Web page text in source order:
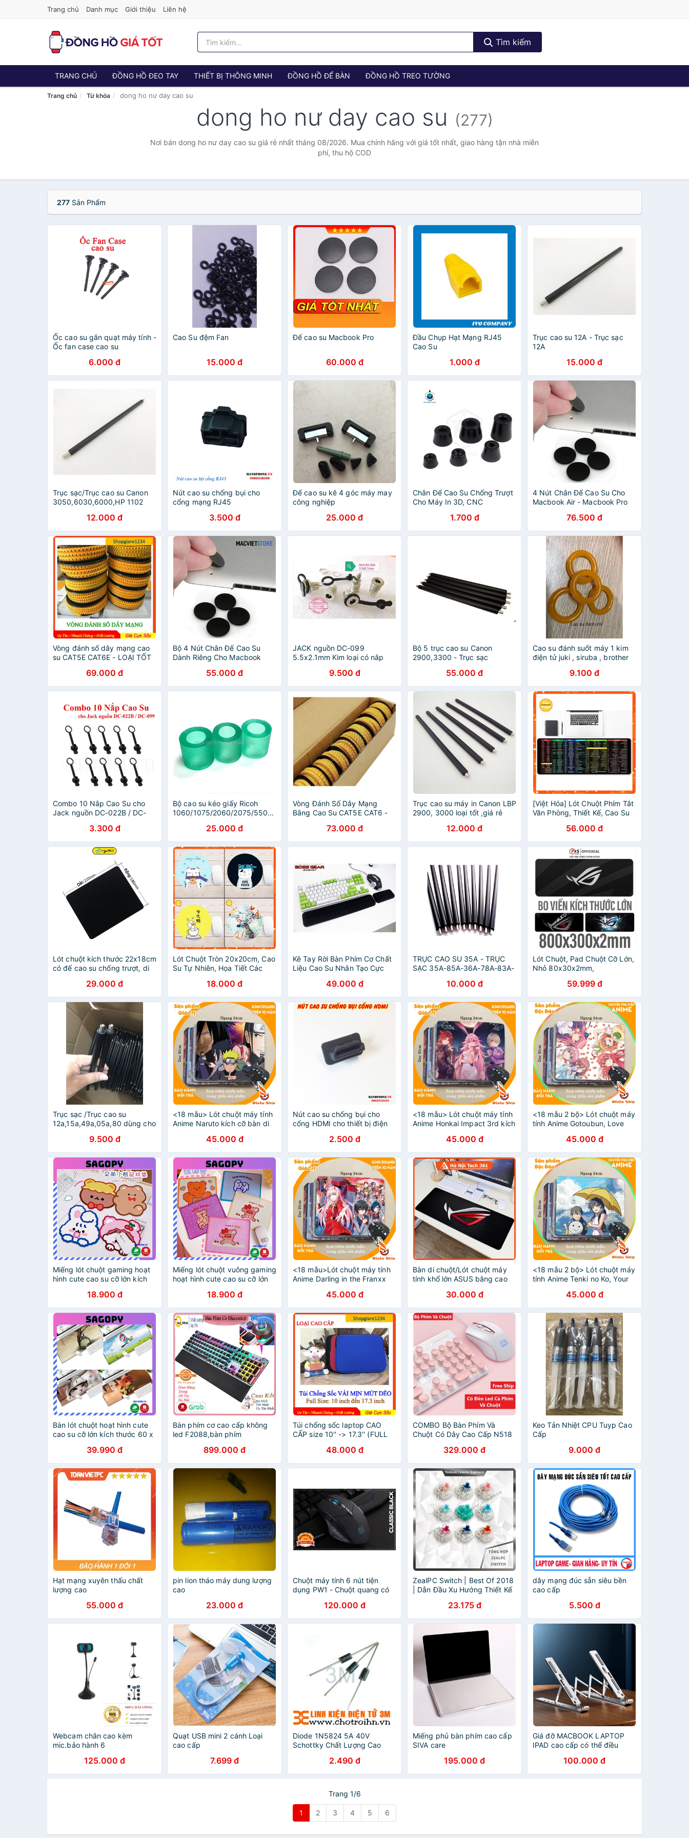
Trang chủ Danh mục Giới thiệu Liên hệ
Tìm kiếm
TRANG CHỦ ĐỒNG HỒ ĐEO TAY THIẾT BỊ THÔNG MINH ĐỒNG HỒ ĐỂ BÀN ĐỒNG HỒ TREO TƯỜNG
Trang chủ Từ khóa dong ho nư day cao su
dong ho nư day cao su (277)
Nơi bán dong ho nư day cao su giá rẻ nhất tháng 08/2026. Mua chính hãng với giá tốt nhất, giao hàng tận nhà miễn
phí, thu hộ COD
277 Sản Phẩm
Ốc cao su gắn quạt máy tính -
Ốc fan case cao su
6.000 đ
Cao Su đệm Fan
15.000 đ
Đế cao su Macbook Pro
60.000 đ
Đầu Chụp Hạt Mạng RJ45
Cao Su
1.000 đ
Trục cao su 12A - Trục sạc
12A
15.000 đ
Trục sạc/Trục cao su Canon
3050,6030,6000,HP 1102
12.000 đ
Nút cao su chống bụi cho
cổng mạng RJ45
3.500 đ
Đế cao su kê 4 góc máy may
công nghiệp
25.000 đ
Chân Để Cao Su Chống Trượt
Cho Máy In 3D, CNC
1.700 đ
4 Nút Chân Đế Cao Su Cho
Macbook Air - Macbook Pro
76.500 đ
Vòng đánh số dây mạng cao
su CAT5E CAT6E - LOẠI TỐT
69.000 đ
Bộ 4 Nút Chân Đế Cao Su
Dành Riêng Cho Macbook
55.000 đ
JACK nguồn DC-099
5.5x2.1mm Kim loại có nắp
9.500 đ
Bộ 5 trục cao su Canon
2900,3300 - Trục sạc
55.000 đ
Cao su đánh suốt máy 1 kim
điện tử juki , siruba , brother
9.100 đ
Combo 10 Nắp Cao Su cho
Jack nguồn DC-022B / DC-
3.300 đ
Bộ cao su kéo giấy Ricoh
1060/1075/2060/2075/5500/6500/7500
25.000 đ
Vòng Đánh Số Dây Mạng
Bằng Cao Su CAT5E CAT6 -
73.000 đ
Trục cao su máy in Canon LBP
2900, 3000 loại tốt ,giá rẻ
12.000 đ
[Việt Hóa] Lót Chuột Phím Tắt
Văn Phòng, Thiết Kế, Cao Su
56.000 đ
Lót chuột kích thước 22x18cm
có đế cao su chống trượt, di
29.000 đ
Lót Chuột Tròn 20x20cm, Cao
Su Tự Nhiên, Họa Tiết Các
18.000 đ
Kê Tay Rời Bàn Phím Cơ Chất
Liệu Cao Su Nhân Tạo Cực
49.000 đ
TRỤC CAO SU 35A - TRỤC
SẠC 35A-85A-36A-78A-83A-
10.000 đ
Lót Chuột, Pad Chuột Cỡ Lớn,
Nhỏ 80x30x2mm,
Bo Viền Chắc Chắn Đế Cao Su
- PKSMART
59.999 đ
Trục sạc /Trục cao su
12a,15a,49a,05a,80 dùng cho
1320- Hàng Xịn nhập khẩu
9.500 đ
<18 mẫu> Lót chuột máy tính
Anime Naruto kích cỡ bàn di
mouse pad cao su
45.000 đ
Nút cao su chống bụi cho
cổng HDMI cho thiết bị điện
hình, máy chiếu...
2.500 đ
<18 mẫu> Lót chuột máy tính
Anime Honkai Impact 3rd kích
chất liệu mouse pad cao su
45.000 đ
<18 mẫu 2 bộ> Lót chuột máy
tính Anime Gotoubun, Love
20x24cm chất liệu mouse pad
cao su
45.000 đ
Miếng lót chuột gaming hoạt
hình cute cao su cỡ lớn kích
máy tính, đế bàn lót chuột rẻ
Sagopy
18.900 đ
Miếng lót chuột vuông gaming
hoạt hình cute cao su cỡ lớn
chuột máy tính, đế bàn lót
chuột rẻ
18.900 đ
<18 mẫu>Lót chuột máy tính
Anime Darling in the Franxx
20x24cm chất liệu mouse pad
cao su
45.000 đ
Bàn di chuột/Lót chuột máy
tính khổ lớn ASUS bằng cao
họa tiết trang trí đẹp mắt
30.000 đ
<18 mẫu 2 bộ> Lót chuột máy
tính Anime Tenki no Ko, Your
20x24cm chất liệu mouse pad
cao su
45.000 đ
Bàn lót chuột hoạt hình cute
cao su cỡ lớn kích thước 60 x
miếng lót chuột dễ thương giá
rẻ
39.990 đ
Bàn phím cơ cao cấp không
led F2088,bàn phím
ái,khung nhôm cao cấp,không
gỉ,cảm giác gõ tốt
899.000 đ
Túi chống sốc laptop CAO
CẤP size 10'' -> 17.3'' (FULL
HÀNG CAO CẤP
48.000 đ
COMBO Bộ Bàn Phím Và
Chuột Có Dây Cao Cấp N518
329.000 đ
Keo Tản Nhiệt CPU Tuyp Cao
Cấp
9.000 đ
Hạt mạng xuyên thấu chất
lượng cao
55.000 đ
pin lion tháo máy dung lượng
cao
23.000 đ
Chuột máy tính 6 nút tiện
dụng PW1 - Chuột quang có
120.000 đ
ZealPC Switch | Best Of 2018
| Dẫn Đầu Xu Hướng Thiết Kế
23.175 đ
dây mạng đúc sẵn siêu bền
cao cấp
5.500 đ
Webcam chân cao kèm
mic.bảo hành 6
125.000 đ
Quạt USB mini 2 cánh Loại
cao cấp
7.699 đ
Diode 1N5824 5A 40V
Schottky Chất Lượng Cao
2.490 đ
Miếng phủ bàn phím cao cấp
SIVA care
195.000 đ
Giá đỡ MACBOOK LAPTOP
IPAD cao cấp có thể điều
nhiệt laptop, đế kê laptop
nhôm
100.000 đ
Trang 1/6
1 2 3 4 5 6